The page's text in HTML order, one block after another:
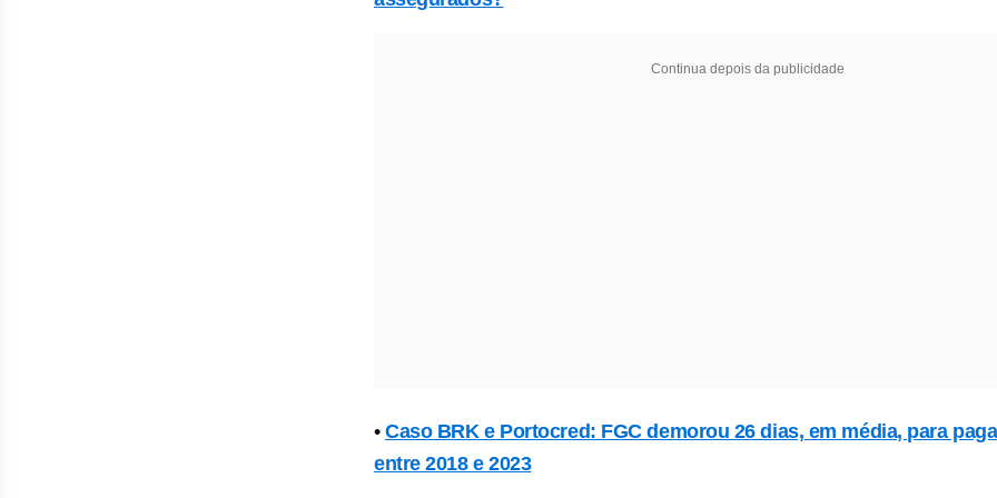
Continua depois da publicidade
•Caso BRK e Portocred: FGC demorou 26 dias, em média, para
entre 2018 e 2023